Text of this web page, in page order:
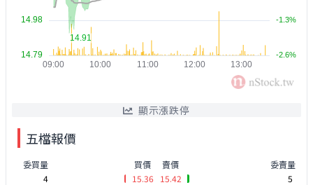
顯示漲跌停
五檔報價
委買量
買價
4
15.36
賣價
委賣量
15.42
5